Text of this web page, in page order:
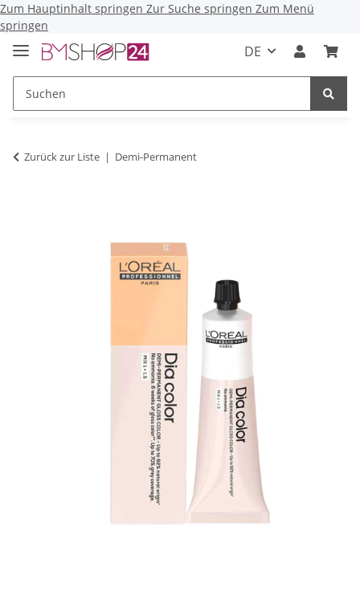
Zum Hauptinhalt springen Zur Suche springen Zum Menü
springen
DE
Zurück zur Liste Demi-Permanent